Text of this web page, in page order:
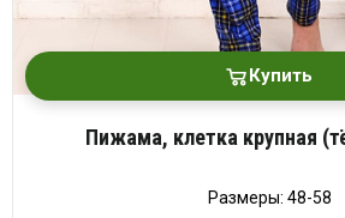
Купить
Пижама, клетка крупная
Размеры: 48-58